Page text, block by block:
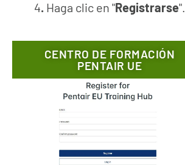
4.Haga clic en "Registrarse".
CENTRO DE FORMACIÓN
PENTAIR UE